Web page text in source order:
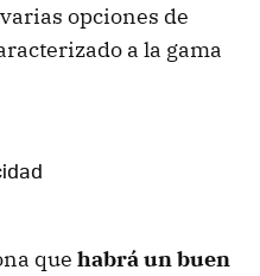
opciones de
a la gama
que habrá un buen